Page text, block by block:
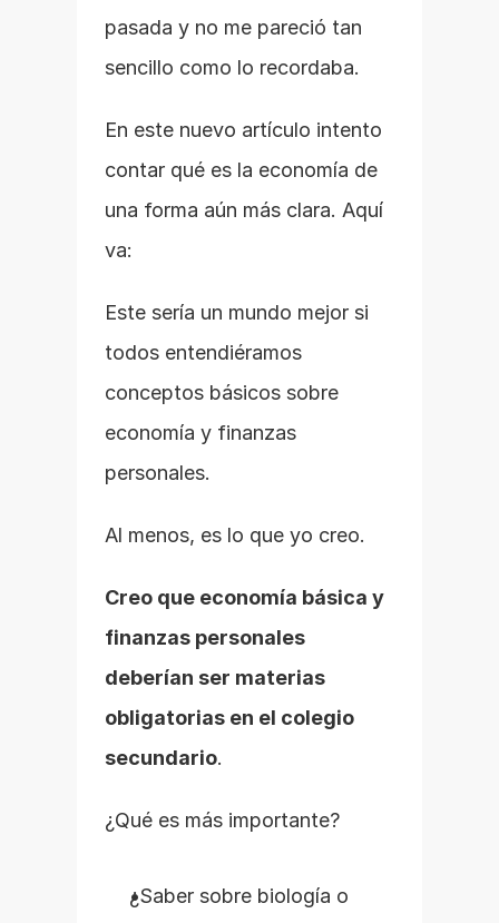
pasada y no me pareció tan
sencillo como lo recordaba.
En este nuevo artículo intento
contar qué es la economía de
una forma aún más clara. Aquí
va:
Este sería un mundo mejor si
todos entendiéramos
conceptos básicos sobre
economía y finanzas
personales.
Al menos, es lo que yo creo.
Creo que economía básica y
finanzas personales
deberían ser materias
obligatorias en el colegio
secundario.
¿Qué es más importante?
¿Saber sobre biología o